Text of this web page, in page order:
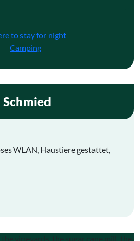
to stay for night
Camping
WLAN, Haustiere gestattet,
vineyards, the sugar cane mill, the